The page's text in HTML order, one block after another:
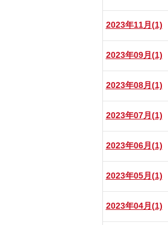
2023年11月(1)
2023年09月(1)
2023年08月(1)
2023年07月(1)
2023年06月(1)
2023年05月(1)
2023年04月(1)